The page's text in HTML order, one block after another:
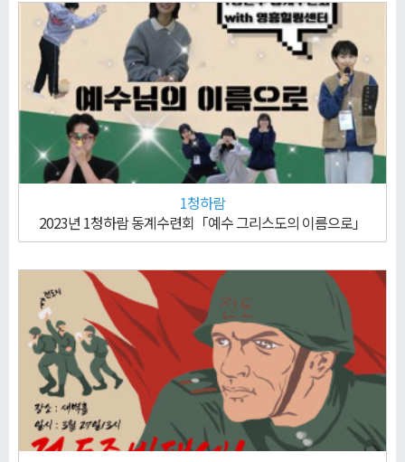
1청하람
2023년 1청하람 동계수련회「예수 그리스도의 이름으로」